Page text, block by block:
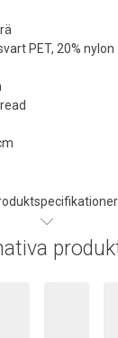
PET, 20% nylon